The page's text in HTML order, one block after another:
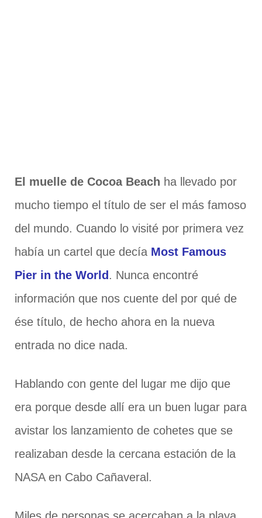
El muelle de Cocoa Beach ha llevado por
mucho tiempo el título de ser el más famoso
del mundo. Cuando lo visité por primera vez
había un cartel que decía Most Famous
Pier in the World . Nunca encontré
información que nos cuente del por qué de
ése título, de hecho ahora en la nueva
entrada no dice nada.
Hablando con gente del lugar me dijo que
era porque desde allí era un buen lugar para
avistar los lanzamiento de cohetes que se
realizaban desde la cercana estación de la
NASA en Cabo Cañaveral.